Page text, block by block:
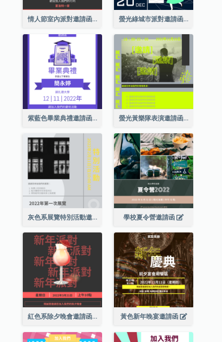
情人節室內派對邀請函 螢光綠城市派對邀請函
紫藍色畢業典禮邀請函 螢光黃樂隊表演邀請函
灰色系展覽特別活動邀請函 學校夏令營邀請函
紅色系除夕晚會邀請函 黃色新年晚宴邀請函